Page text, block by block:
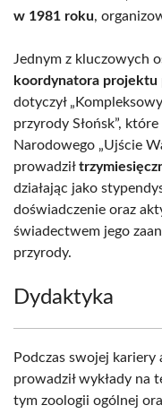
w 1981 roku,
Jednym z kluczowych
koordynatora
dotyczył
przyrody Słońsk”,
Narodowego „Ujście
prowadził
działając jako
doświadczenie oraz
świadectwem jego
przyrody.
Dydaktyka
Podczas swojej kariery
prowadził wykłady na
tym zoologii ogólnej